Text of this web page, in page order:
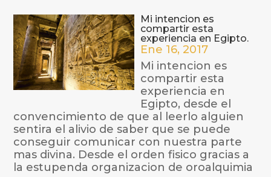
Mi intencion es
compartir esta
experiencia en Egipto.
Ene 16, 2017
Mi intencion es
compartir esta
experiencia en
Egipto, desde el
convencimiento de que al leerlo alguien
sentira el alivio de saber que se puede
conseguir comunicar con nuestra parte
mas divina. Desde el orden fisico gracias a
la estupenda organizacion de oroalquimia